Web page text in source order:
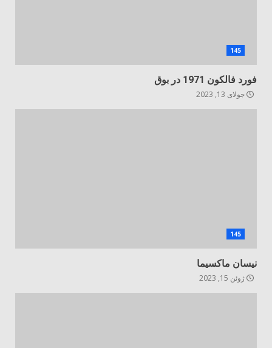
145
فورد فالکون 1971 در بوق
جولای 13, 2023
145
نیسان ماکسیما
ژوئن 15, 2023